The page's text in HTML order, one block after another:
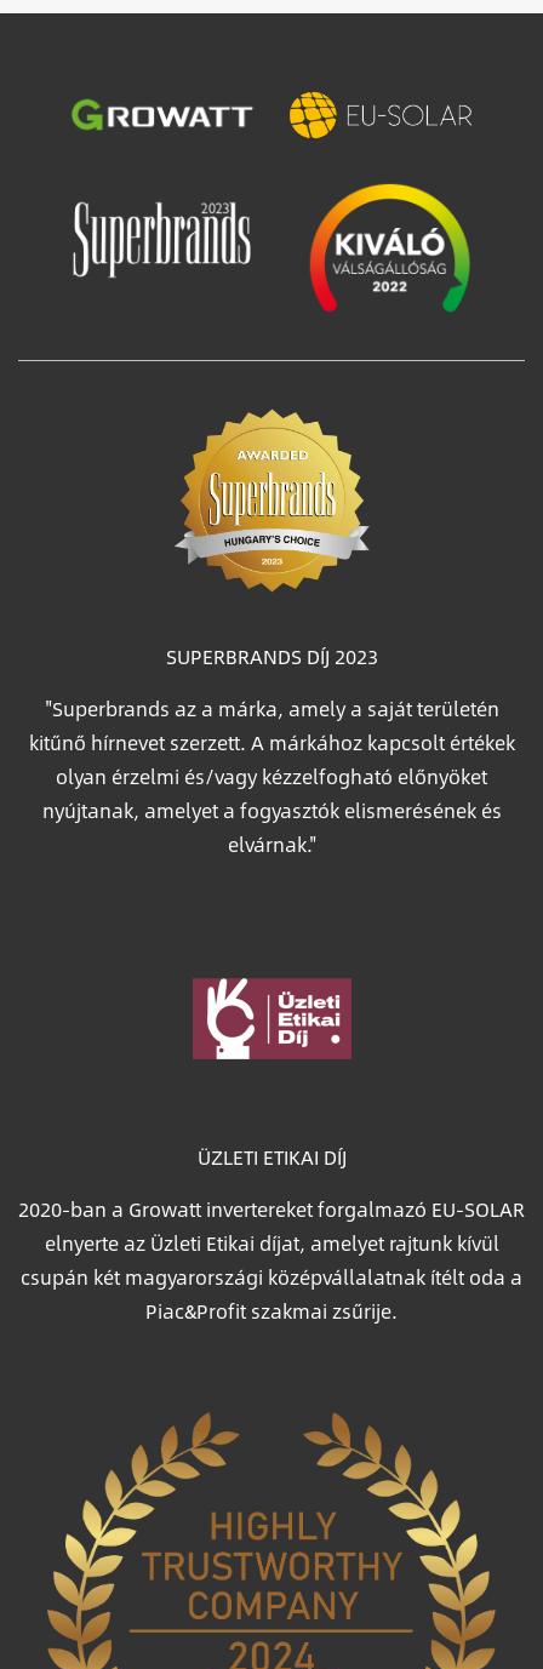
Image Image
SUPERBRANDS DÍJ 2023
"Superbrands az a márka, amely a saját területén
kitűnő hírnevet szerzett. A márkához kapcsolt értékek
olyan érzelmi és/vagy kézzelfogható előnyöket
nyújtanak, amelyet a fogyasztók elismerésének és
elvárnak."
ÜZLETI ETIKAI DÍJ
2020-ban a Growatt invertereket forgalmazó EU-SOLAR
elnyerte az Üzleti Etikai díjat, amelyet rajtunk kívül
csupán két magyarországi középvállalatnak ítélt oda a
Piac&Profit szakmai zsűrije.